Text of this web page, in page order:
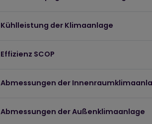
Kühlleistung der Klimaanlage
Effizienz SCOP
Abmessungen der
Abmessungen der Außenklimaanlage